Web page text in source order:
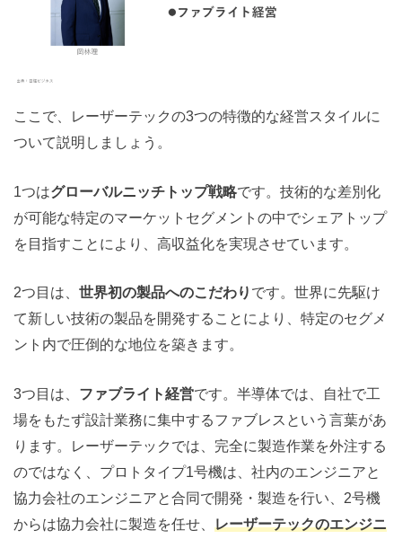
ここで、レーザーテックの3つの特徴的な経営スタイルに
ついて説明しましょう。
1つはグローバルニッチトップ戦略です。技術的な差別化
が可能な特定のマーケットセグメントの中でシェアトップ
を目指すことにより、高収益化を実現させています。
2つ目は、 世界初の製品へのこだわり です。世界に先駆け
て新しい技術の製品を開発することにより、特定のセグメ
ント内で圧倒的な地位を築きます。
3つ目は、 ファブライト経営です。半導体では、自社で工
場をもたず設計業務に集中するファブレスという言葉があ
ります。レーザーテックでは、完全に製造作業を外注する
のではなく、プロトタイプ1号機は、社内のエンジニアと
協力会社のエンジニアと合同で開発・製造を行い、2号機
からは協力会社に製造を任せ、 レーザーテックのエンジニ